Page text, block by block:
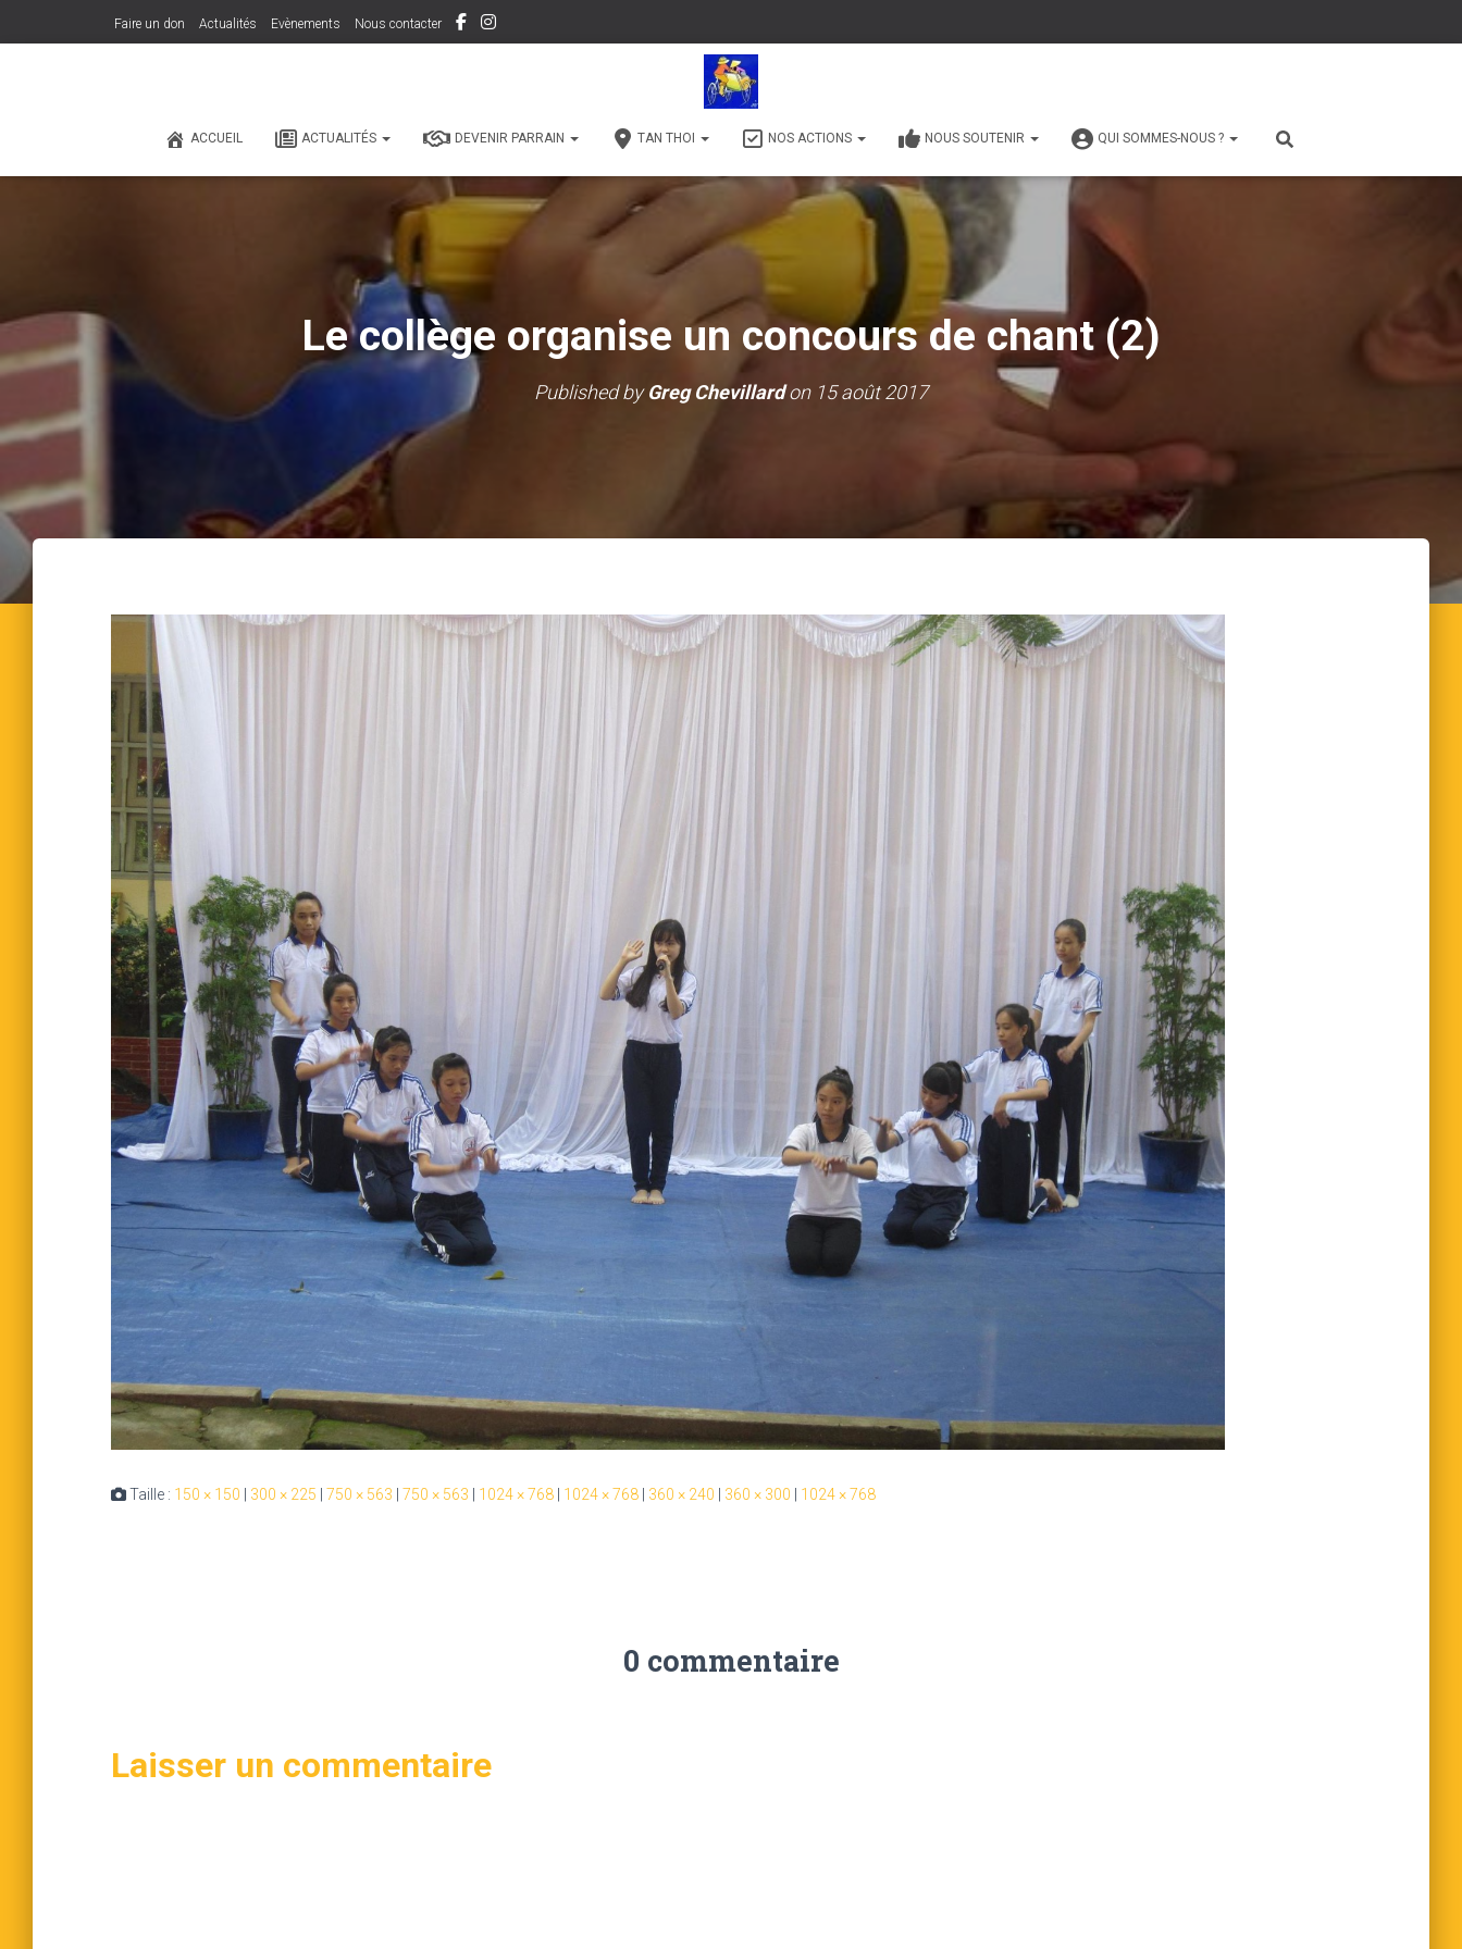
Faire un don Actualités Evènements Nous contacter
ACCUEIL ACTUALITÉS DEVENIR PARRAIN TAN THOI NOS ACTIONS NOUS SOUTENIR QUI SOMMES-NOUS ?
Le collège organise un concours de chant (2)
Published byGreg Chevillardon 15 août 2017
Taille : 150 × 150 300 × 225 750 × 563 750 × 563 1024 × 768 1024 × 768 360 × 240 360 × 300 1024 × 768
0 commentaire
Laisser un commentaire